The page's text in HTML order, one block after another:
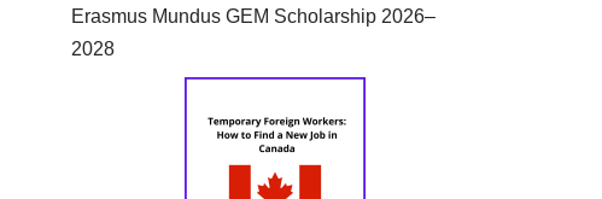
Erasmus Mundus GEM Scholarship 2026–
2028